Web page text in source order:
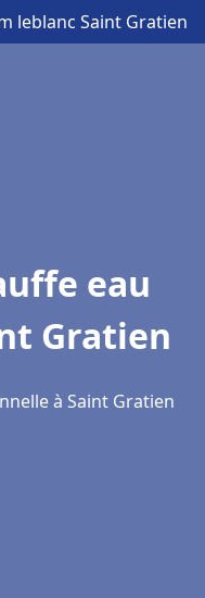
leblanc Saint Gratien
eau
Gratien
à Saint Gratien